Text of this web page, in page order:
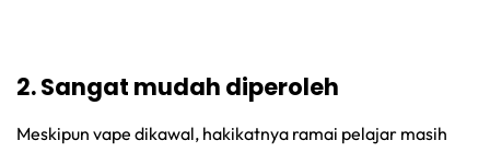
2. Sangat mudah diperoleh
Meskipun vape dikawal, hakikatnya ramai pelajar masih